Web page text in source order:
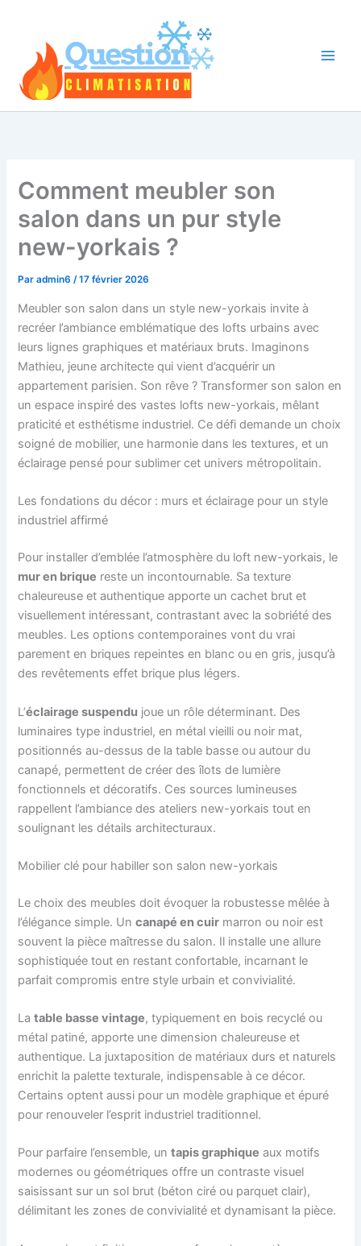
Comment meubler son
salon dans un pur style
new-yorkais ?
Paradmin6/17 février 2026
Meubler son salon dans un style new-yorkais invite à
recréer l’ambiance emblématique des lofts urbains avec
leurs lignes graphiques et matériaux bruts. Imaginons
Mathieu, jeune architecte qui vient d’acquérir un
appartement parisien. Son rêve ? Transformer son salon en
un espace inspiré des vastes lofts new-yorkais, mêlant
praticité et esthétisme industriel. Ce défi demande un choix
soigné de mobilier, une harmonie dans les textures, et un
éclairage pensé pour sublimer cet univers métropolitain.
Les fondations du décor : murs et éclairage pour un style
industriel affirmé
Pour installer d’emblée l’atmosphère du loft new-yorkais, le
mur en brique reste un incontournable. Sa texture
chaleureuse et authentique apporte un cachet brut et
visuellement intéressant, contrastant avec la sobriété des
meubles. Les options contemporaines vont du vrai
parement en briques repeintes en blanc ou en gris, jusqu’à
des revêtements effet brique plus légers.
L’éclairage suspendu joue un rôle déterminant. Des
luminaires type industriel, en métal vieilli ou noir mat,
positionnés au-dessus de la table basse ou autour du
canapé, permettent de créer des îlots de lumière
fonctionnels et décoratifs. Ces sources lumineuses
rappellent l’ambiance des ateliers new-yorkais tout en
soulignant les détails architecturaux.
Mobilier clé pour habiller son salon new-yorkais
Le choix des meubles doit évoquer la robustesse mêlée à
l’élégance simple. Uncanapé en cuir marron ou noir est
souvent la pièce maîtresse du salon. Il installe une allure
sophistiquée tout en restant confortable, incarnant le
parfait compromis entre style urbain et convivialité.
Latable basse vintage, typiquement en bois recyclé ou
métal patiné, apporte une dimension chaleureuse et
authentique. La juxtaposition de matériaux durs et naturels
enrichit la palette texturale, indispensable à ce décor.
Certains optent aussi pour un modèle graphique et épuré
pour renouveler l’esprit industriel traditionnel.
Pour parfaire l’ensemble, untapis graphique aux motifs
modernes ou géométriques offre un contraste visuel
saisissant sur un sol brut (béton ciré ou parquet clair),
délimitant les zones de convivialité et dynamisant la pièce.